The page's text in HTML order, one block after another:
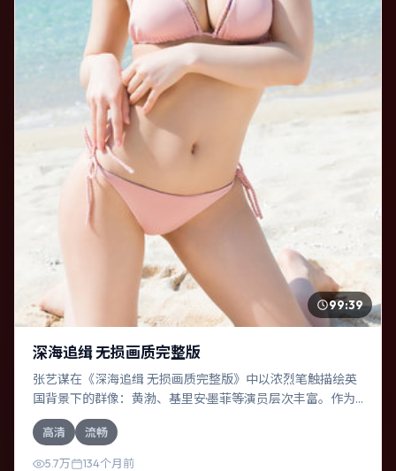
99:39
深海追缉 无损画质完整版
张艺谋在《深海追缉 无损画质完整版》中以浓烈笔触描绘英
国背景下的群像：黄渤、基里安·墨菲等演员层次丰富。作为
一部科幻作品，故事从日常裂缝切入，逐步推向不可逆转的
结局；视听语言统一，情感落点克制有力。
高清 流畅
5.7万 134个月前